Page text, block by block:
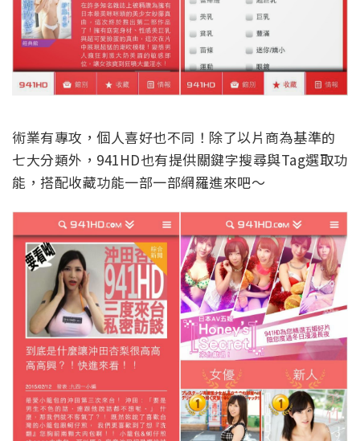
術業有專攻，個人喜好也不同！除了以片商為基準的
七大分類外，941HD也有提供關鍵字搜尋與Tag選取功
能，搭配收藏功能一部一部網羅進來吧～